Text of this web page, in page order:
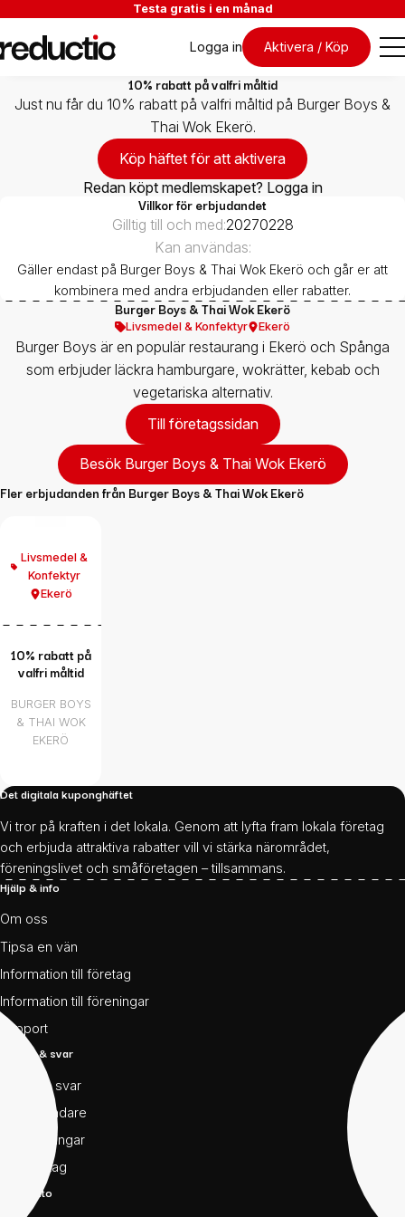
Testa gratis i en månad
Logga in Aktivera / Köp
10% rabatt på valfri måltid
Just nu får du 10% rabatt på valfri måltid på Burger Boys &
Thai Wok Ekerö.
Köp häftet för att aktivera
Redan köpt medlemskapet? Logga in
Villkor för erbjudandet
Gilltig till och med:20270228
Kan användas:
Gäller endast på Burger Boys & Thai Wok Ekerö och går er att
kombinera med andra erbjudanden eller rabatter.
Burger Boys & Thai Wok Ekerö
Livsmedel & Konfektyr Ekerö
Burger Boys är en populär restaurang i Ekerö och Spånga
som erbjuder läckra hamburgare, wokrätter, kebab och
vegetariska alternativ.
Till företagssidan
Besök Burger Boys & Thai Wok Ekerö
Fler erbjudanden från Burger Boys & Thai Wok Ekerö
Livsmedel &
Konfektyr
Ekerö
10% rabatt på
valfri måltid
BURGER BOYS
& THAI WOK
EKERÖ
Det digitala kuponghäftet
Vi tror på kraften i det lokala. Genom att lyfta fram lokala företag
och erbjuda attraktiva rabatter vill vi stärka närområdet,
föreningslivet och småföretagen – tillsammans.
Hjälp & info
Om oss
Tipsa en vän
Information till företag
Information till föreningar
Support
Frågor & svar
Frågor & svar
För användare
För föreningar
För företag
Mitt konto